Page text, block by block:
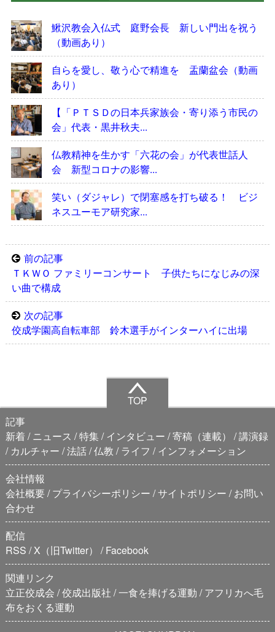
鰍沢教会入仏式 庭野会長 新しい門出を祝う
（動画あり）
自らを愛し、敬う心で精進を 盂蘭盆会（動画
あり）
【「ＰＴＳＤの日本兵家族会・寄り添う市民の
会」代表・黒井秋夫...
仏教精神を生かす「六花の会」が代表世話人
会 新型コロナの影響...
笑い（ダジャレ）で閉塞感を打ち破る！ ビジ
ネスユーモア研究家...
前の記事
ＴＫＷＯ ファミリーコンサート 子供たちになじみの深
い曲で構成
次の記事
佼成学園高自転車部 鈴木選手がインターハイに出場
TOP
記事
新着
ニュース 特集 インタビュー 寄稿（連載）
講演録
カルチャー 法話 仏教 ライフ
インフォメーション
会社情報
会社概要 プライバシーポリシー サイトポリシー
お問い
合わせ
配信
RSS X（旧Twitter）
Facebook
関連リンク
立正佼成会 佼成出版社 一食を捧げる運動
アフリカへ毛
布をおくる運動